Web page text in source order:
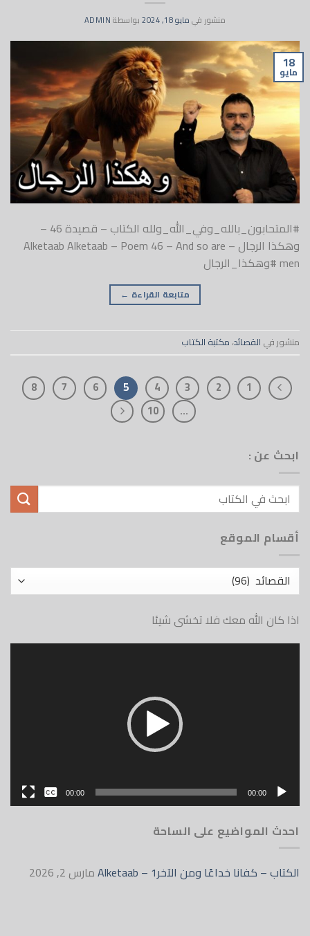
منشور فيمايو 18, 2024 بواسطةADMIN
18
مايو
#المتحابون_بالله_وفي_الله_ولله الكتاب – قصيدة 46 –
وهكذا الرجال – Alketaab Alketaab – Poem 46 – And so are
men #وهكذا_الرجال
متابعة القراءة ←
منشور في القصائد، مكتبة الكتاب
1
2
3
4
5
6
7
8
…
10
ابحث عن :
أقسام الموقع
أقسام
الموقع
اذا كان الله معك فلا تخشى شيئا
00:00
00:00
بدون
English
احدث المواضيع على الساحة
الكتاب – كفانا خداعًا ومن الآخر1 – Alketaab مارس 2, 2026